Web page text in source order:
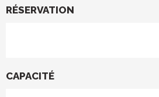
RÉSERVATION
CAPACITÉ